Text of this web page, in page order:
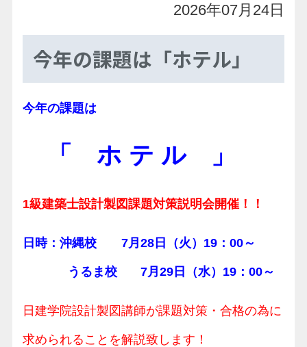
2026年07月24日
今年の課題は「ホテル」
今年の課題は
「 ホ テ ル 」
1級建築士設計製図課題対策説明会開催！！
日時：沖縄校 7月28日（火）19：00～
うるま校 7月29日（水）19：00～
日建学院設計製図講師が課題対策・合格の為に
求められることを解説致します！